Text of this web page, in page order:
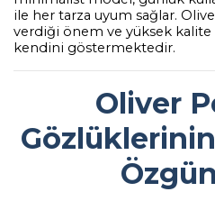
ile her tarza uyum sağlar.
verdiği önem ve yüksek
kendini göstermektedir.
Oliver